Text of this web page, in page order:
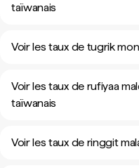
taïwanais
Voir les taux de tugrik
Voir les taux de rufiyaa
taïwanais
Voir les taux de ringgit